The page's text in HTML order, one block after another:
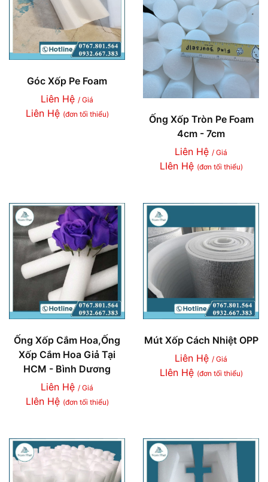
Góc Xốp Pe Foam
Liên Hệ / Giá
Liên Hệ (đơn tối thiểu)
Ống Xốp Tròn Pe Foam
4cm - 7cm
Liên Hệ / Giá
LIên Hệ (đơn tối thiểu)
Ống Xốp Cắm Hoa,Ống
Xốp Cắm Hoa Giả Tại
HCM - Bình Dương
Liên Hệ / Giá
LIên Hệ (đơn tối thiểu)
Mút Xốp Cách Nhiệt OPP
Liên Hệ / Giá
LIên Hệ (đơn tối thiểu)